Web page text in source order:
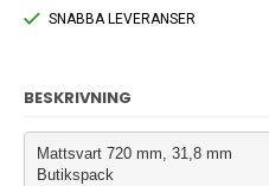
SNABBA LEVERANSER
BESKRIVNING
Mattsvart 720 mm, 31,8 mm
Butikspack